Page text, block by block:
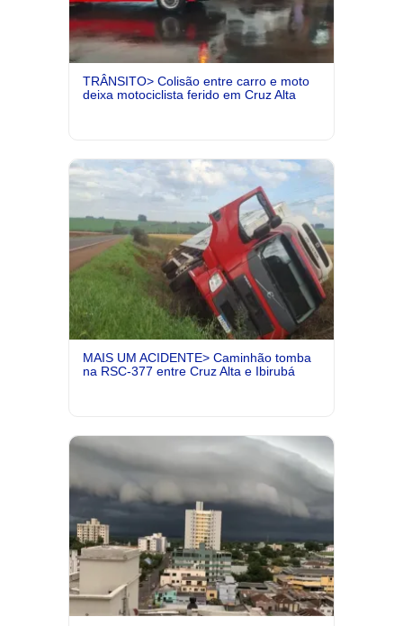
TRÂNSITO> Colisão entre carro e moto
deixa motociclista ferido em Cruz Alta
MAIS UM ACIDENTE> Caminhão tomba
na RSC-377 entre Cruz Alta e Ibirubá